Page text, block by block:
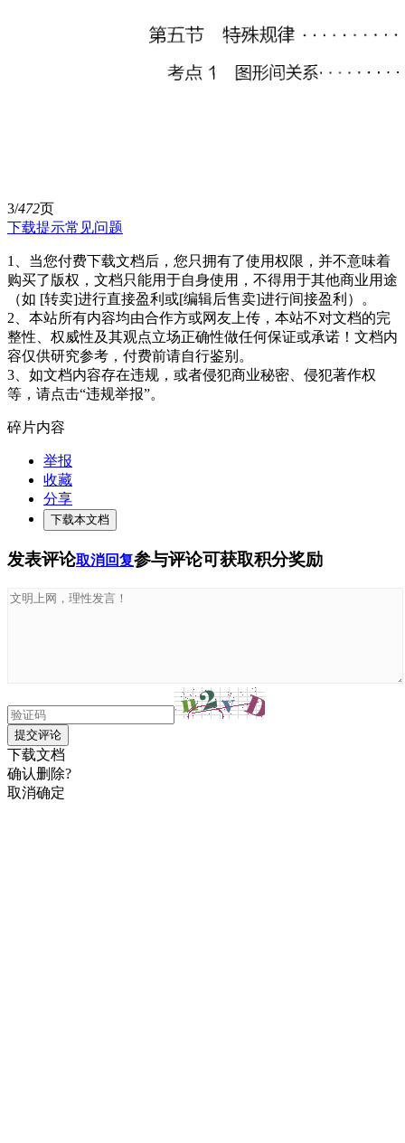
3/472页
下载提示常见问题
1、当您付费下载文档后，您只拥有了使用权限，并不意味着
购买了版权，文档只能用于自身使用，不得用于其他商业用途
（如 [转卖]进行直接盈利或[编辑后售卖]进行间接盈利）。
2、本站所有内容均由合作方或网友上传，本站不对文档的完
整性、权威性及其观点立场正确性做任何保证或承诺！文档内
容仅供研究参考，付费前请自行鉴别。
3、如文档内容存在违规，或者侵犯商业秘密、侵犯著作权
等，请点击“违规举报”。
碎片内容
举报
收藏
分享
下载本文档
发表评论取消回复参与评论可获取积分奖励
提交评论
下载文档
确认删除?
取消确定